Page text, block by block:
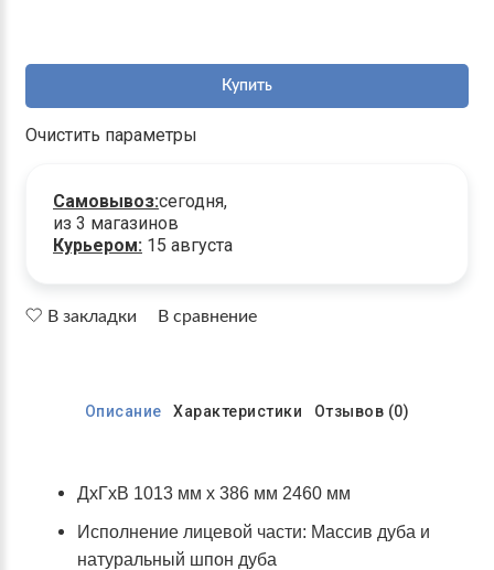
Купить
Очистить параметры
Самовывоз:сегодня,
из 3 магазинов
Курьером: 15 августа
В закладки В сравнение
Описание Характеристики Отзывов (0)
ДхГхВ 1013 мм х 386 мм 2460 мм
Исполнение лицевой части: Массив дуба и
натуральный шпон дуба